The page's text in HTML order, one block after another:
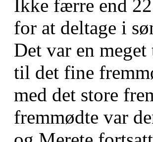
Ikke færre end
for at deltage i
Det var en
til det fine
med det store
fremmødte var